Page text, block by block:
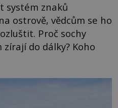
systém znaků
ostrově, vědcům se ho
Proč sochy
do dálky? Koho